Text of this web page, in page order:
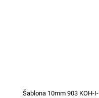
Šablona 10mm 903 KOH-I-